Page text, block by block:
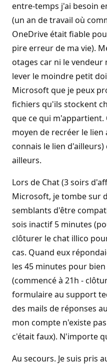
entre-temps j'ai besoin
(un an de travail où
OneDrive était fiable
pire erreur de ma vie).
otages car ni le
lever le moindre petit
Microsoft que je peux
fichiers qu'ils stockent
que ce qui
moyen de recréer le lien
connais le lien
ailleurs.
Lors de Chat (3 soirs
Microsoft, je tombe sur
semblants d'être
sois inactif 5 minutes
clôturer le chat illico
cas. Quand eux
les 45 minutes pour
(commencé à 21h -
formulaire au support
des mails de réponses
mon compte n'existe
c'était faux). N'importe
Au secours. Je suis pris